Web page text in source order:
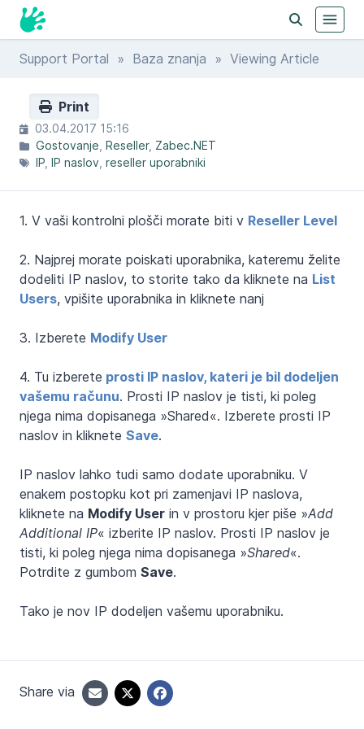
Support Portal » Baza znanja » Viewing Article
Print
03.04.2017 15:16
Gostovanje Reseller Zabec.NET
IP IP naslov reseller uporabniki
1. V vaši kontrolni plošči morate biti v Reseller Level
2. Najprej morate poiskati uporabnika, kateremu želite
dodeliti IP naslov, to storite tako da kliknete na List
Users, vpišite uporabnika in kliknete nanj
3. Izberete Modify User
4. Tu izberete prosti IP naslov, kateri je bil dodeljen
vašemu računu. Prosti IP naslov je tisti, ki poleg
njega nima dopisanega »Shared«. Izberete prosti IP
naslov in kliknete Save.
IP naslov lahko tudi samo dodate uporabniku. V
enakem postopku kot pri zamenjavi IP naslova,
kliknete na Modify User in v prostoru kjer piše »Add
Additional IP« izberite IP naslov. Prosti IP naslov je
tisti, ki poleg njega nima dopisanega »Shared«.
Potrdite z gumbom Save.
Tako je nov IP dodeljen vašemu uporabniku.
Share via